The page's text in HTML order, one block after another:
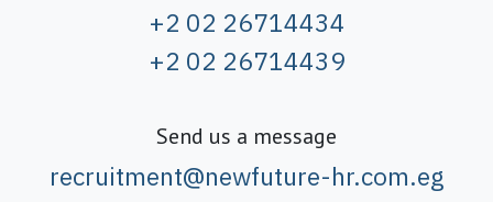
+2 02 26714434
+2 02 26714439
Send us a message
recruitment@newfuture-hr.com.eg